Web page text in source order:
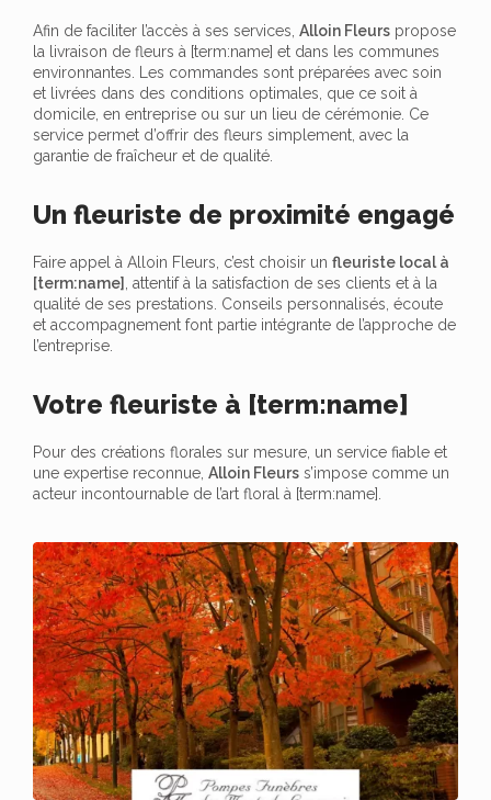
Afin de faciliter l’accès à ses services, Alloin Fleurs propose
la livraison de fleurs à [term:name] et dans les communes
environnantes. Les commandes sont préparées avec soin
et livrées dans des conditions optimales, que ce soit à
domicile, en entreprise ou sur un lieu de cérémonie. Ce
service permet d’offrir des fleurs simplement, avec la
garantie de fraîcheur et de qualité.
Un fleuriste de proximité engagé
Faire appel à Alloin Fleurs, c’est choisir un fleuriste local à
[term:name]
, attentif à la satisfaction de ses clients et à la
qualité de ses prestations. Conseils personnalisés, écoute
et accompagnement font partie intégrante de l’approche de
l’entreprise.
Votre fleuriste à [term:name]
Pour des créations florales sur mesure, un service fiable et
une expertise reconnue, Alloin Fleurs s’impose comme un
acteur incontournable de l’art floral à [term:name].